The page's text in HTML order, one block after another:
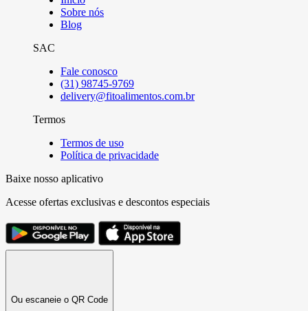
Sobre nós
Blog
SAC
Fale conosco
(31) 98745-9769
delivery@fitoalimentos.com.br
Termos
Termos de uso
Política de privacidade
Baixe nosso aplicativo
Acesse ofertas exclusivas e descontos especiais
Ou escaneie o QR Code